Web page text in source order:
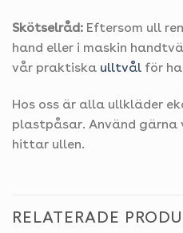
Skötselråd: Eftersom ull
hand eller i maskin
vår praktiska ulltvål för
Hos oss är alla ullkläder
plastpåsar. Använd gärna
hittar ullen.
RELATERADE